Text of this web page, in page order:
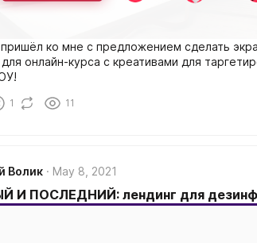
ко мне с предложением сделать
онлайн-курса с креативами для
1 11
Волик May 8, 2021
И ПОСЛЕДНИЙ: лендинг для